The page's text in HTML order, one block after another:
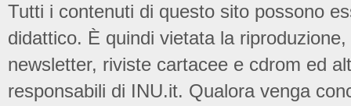
Tutti i contenuti di questo sito possono
didattico. È quindi vietata la
newsletter, riviste cartacee e cdrom ed
responsabili di INU.it. Qualora venga